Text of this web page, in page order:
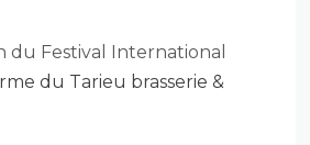
du Festival International
du Tarieu brasserie &